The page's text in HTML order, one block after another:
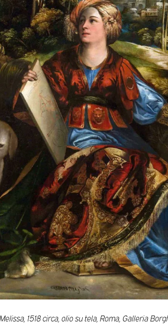
1518 circa, olio su tela, Roma, Galleria